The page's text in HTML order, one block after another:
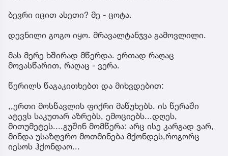
ბევრი იცით ასეთი? მე - ცოტა.
დევნილი გოგო იყო. მრავალტანჯვა გამოვლილი.
მას მერე ხშირად მწერდა. ერთად რაღაც
მოვასწარით, რაღაც - ვერა.
წერილს წაგაკითხებთ და მიხვდებით:
,,ერთი მოსწავლის ფიქრი მაწუხებს. ის წერაში
ატევს საკუთარ აზრებს, ემოციებს...დღეს,
მითუმეტეს....გუშინ მომწერა: არც ისე კარგად ვარ,
მინდა უსაზღვრო მოთმინება მქონდეს,როგორც
იესოს ჰქონდაო...